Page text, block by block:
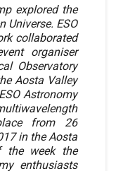
explored the
Universe. ESO
collaborated
organiser
Observatory
Aosta Valley
Astronomy
from 26
in the Aosta
the week the
enthusiasts